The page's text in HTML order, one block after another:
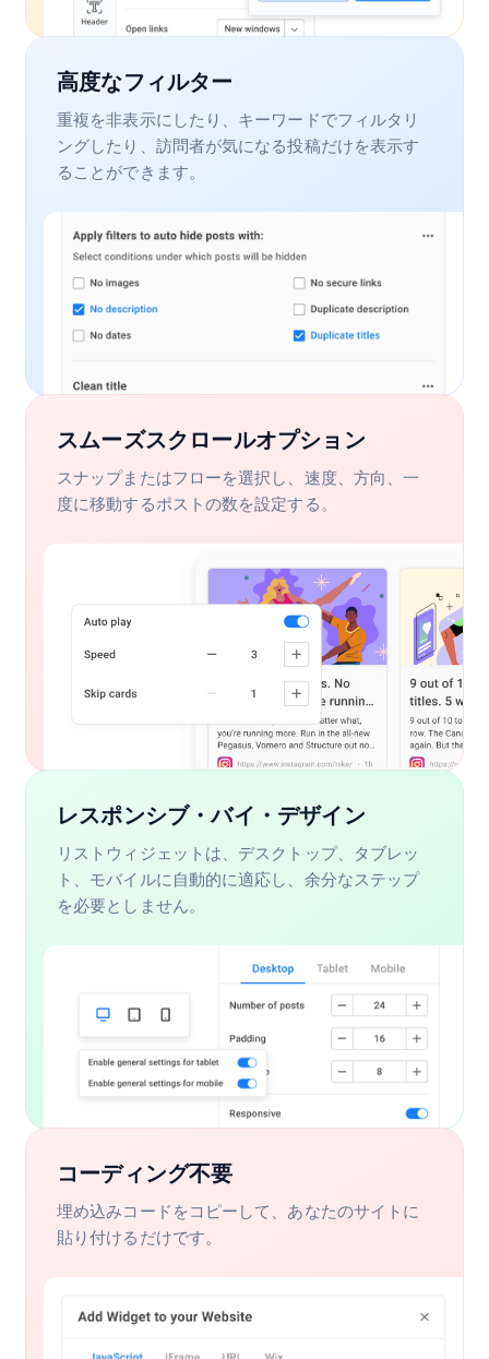
高度なフィルター
重複を非表示にしたり、キーワードでフィルタリ
ングしたり、訪問者が気になる投稿だけを表示す
ることができます。
スムーズスクロールオプション
スナップまたはフローを選択し、速度、方向、一
度に移動するポストの数を設定する。
レスポンシブ・バイ・デザイン
リストウィジェットは、デスクトップ、タブレッ
ト、モバイルに自動的に適応し、余分なステップ
を必要としません。
コーディング不要
埋め込みコードをコピーして、あなたのサイトに
貼り付けるだけです。